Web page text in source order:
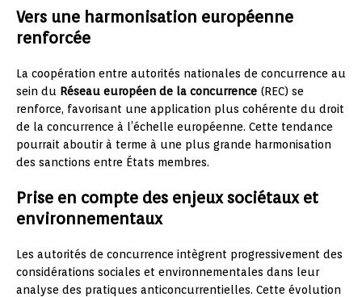
Vers une harmonisation européenne
renforcée
La coopération entre autorités nationales de concurrence au
sein du Réseau européen de la concurrence (REC) se
renforce, favorisant une application plus cohérente du droit
de la concurrence à l’échelle européenne. Cette tendance
pourrait aboutir à terme à une plus grande harmonisation
des sanctions entre États membres.
Prise en compte des enjeux sociétaux et
environnementaux
Les autorités de concurrence intègrent progressivement des
considérations sociales et environnementales dans leur
analyse des pratiques anticoncurrentielles. Cette évolution